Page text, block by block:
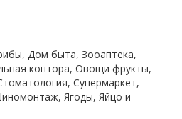
Дом быта, Зооаптека,
контора, Овощи фрукты,
Супермаркет,
Ягоды, Яйцо и